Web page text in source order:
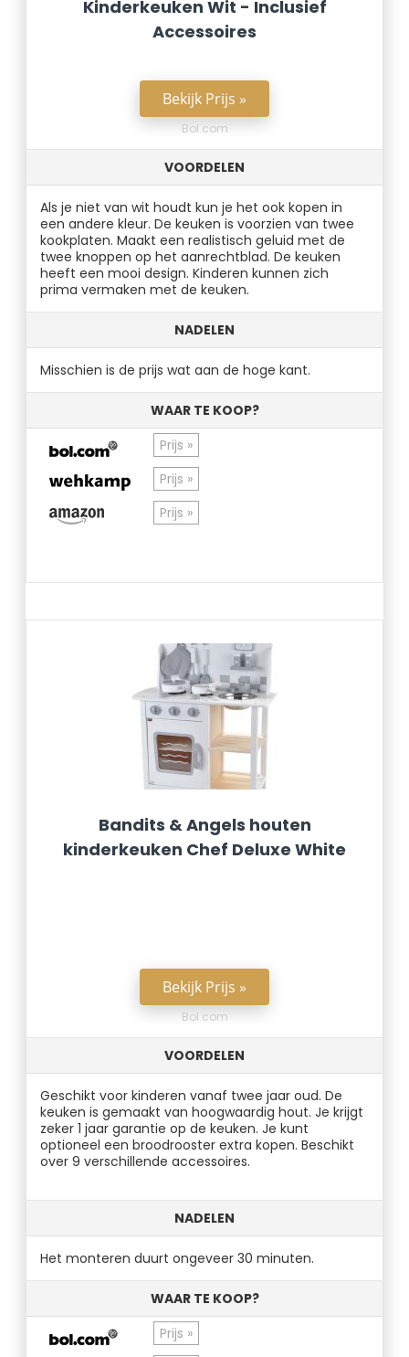
Kinderkeuken Wit - Inclusief
Accessoires
Bekijk Prijs »
Bol.com
VOORDELEN
Als je niet van wit houdt kun je het ook kopen in
een andere kleur. De keuken is voorzien van twee
kookplaten. Maakt een realistisch geluid met de
twee knoppen op het aanrechtblad. De keuken
heeft een mooi design. Kinderen kunnen zich
prima vermaken met de keuken.
NADELEN
Misschien is de prijs wat aan de hoge kant.
WAAR TE KOOP?
Prijs »
Prijs »
Prijs »
Bandits & Angels houten
kinderkeuken Chef Deluxe White
Bekijk Prijs »
Bol.com
VOORDELEN
Geschikt voor kinderen vanaf twee jaar oud. De
keuken is gemaakt van hoogwaardig hout. Je krijgt
zeker 1 jaar garantie op de keuken. Je kunt
optioneel een broodrooster extra kopen. Beschikt
over 9 verschillende accessoires.
NADELEN
Het monteren duurt ongeveer 30 minuten.
WAAR TE KOOP?
Prijs »